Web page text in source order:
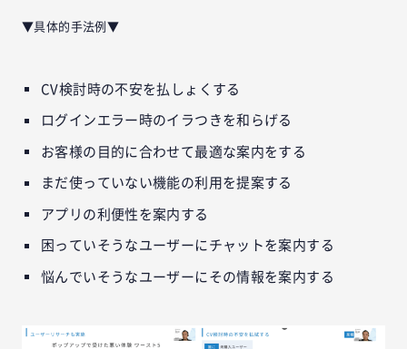
▼具体的手法例▼
CV検討時の不安を払しょくする
ログインエラー時のイラつきを和らげる
お客様の目的に合わせて最適な案内をする
まだ使っていない機能の利用を提案する
アプリの利便性を案内する
困っていそうなユーザーにチャットを案内する
悩んでいそうなユーザーにその情報を案内する